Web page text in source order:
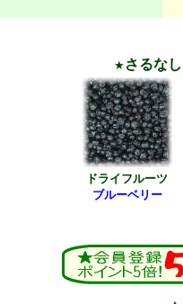
★ さるなし
ドライフルーツ
ブルーベリー